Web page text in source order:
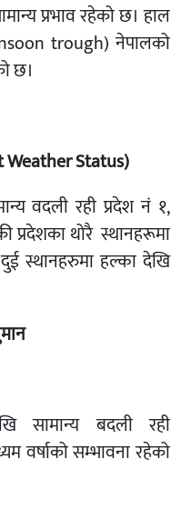
प्रभाव रहेको छ। हाल
trough) नेपालको
छ।
Status)
वदली रही प्रदेश नं १,
प्रदेशका थोरै स्थानहरूमा
स्थानहरुमा हल्का देखि
सामान्य बदली रही
वर्षाको सम्भावना रहेको